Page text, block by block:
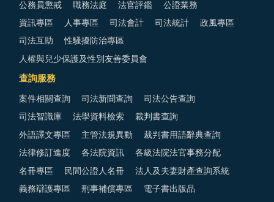
公務員懲戒 職務法庭 法官評鑑 公證業務
資訊專區 人事專區 司法會計 司法統計 政風專區
司法互助 性騷擾防治專區
人權與兒少保護及性別友善委員會
查詢服務
案件相關查詢 司法新聞查詢 司法公告查詢
司法智識庫 法學資料檢索 裁判書查詢
外語譯文專區 主管法規異動 裁判書用語辭典查詢
法律修訂進度 各法院資訊 各級法院法官事務分配
名冊專區 民間公證人名冊 法人及夫妻財產查詢系統
義務辯護專區 刑事補償專區 電子書出版品